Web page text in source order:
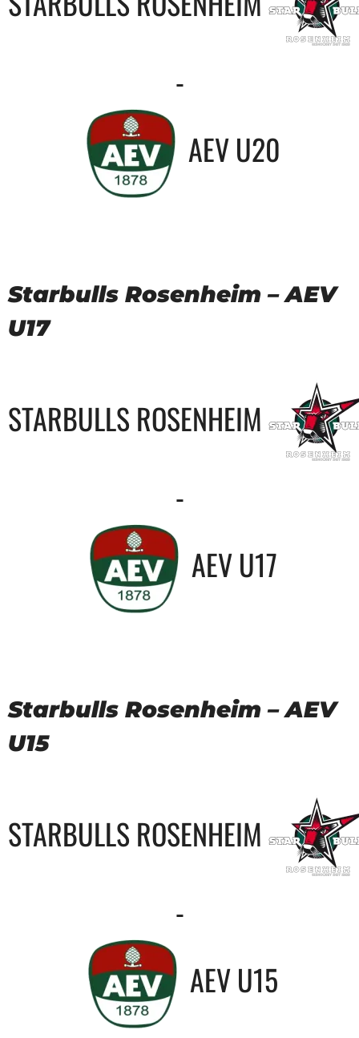
-
AEV U20
Starbulls Rosenheim – AEV
U17
STARBULLS ROSENHEIM
-
AEV U17
Starbulls Rosenheim – AEV
U15
STARBULLS ROSENHEIM
-
AEV U15